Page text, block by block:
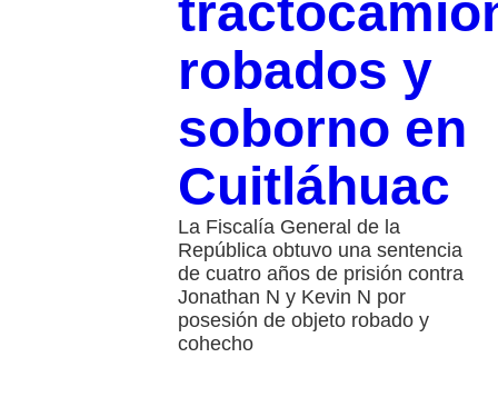
robados y
soborno en
Cuitláhuac
La Fiscalía General de la
República obtuvo una sentencia
de cuatro años de prisión contra
Jonathan N y Kevin N por
posesión de objeto robado y
cohecho